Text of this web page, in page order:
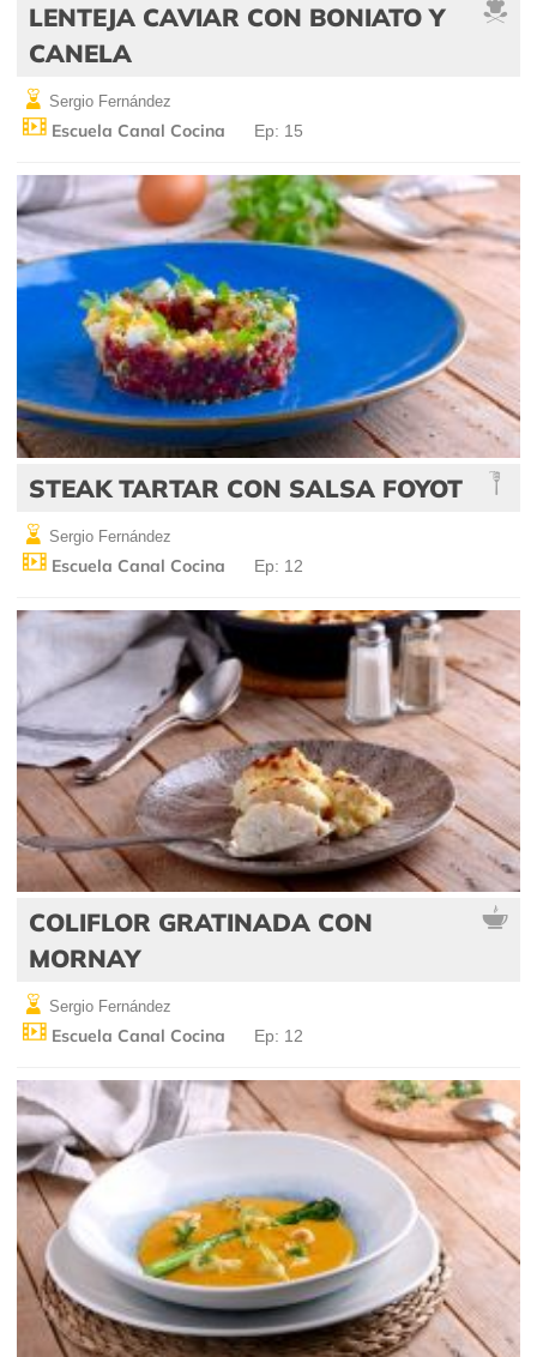
LENTEJA CAVIAR CON BONIATO Y
CANELA
Sergio Fernández
Escuela Canal Cocina Ep: 15
STEAK TARTAR CON SALSA FOYOT
Sergio Fernández
Escuela Canal Cocina Ep: 12
COLIFLOR GRATINADA CON
MORNAY
Sergio Fernández
Escuela Canal Cocina Ep: 12